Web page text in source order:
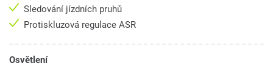
Sledování jízdních pruhů
Protiskluzová regulace ASR
Osvětlení